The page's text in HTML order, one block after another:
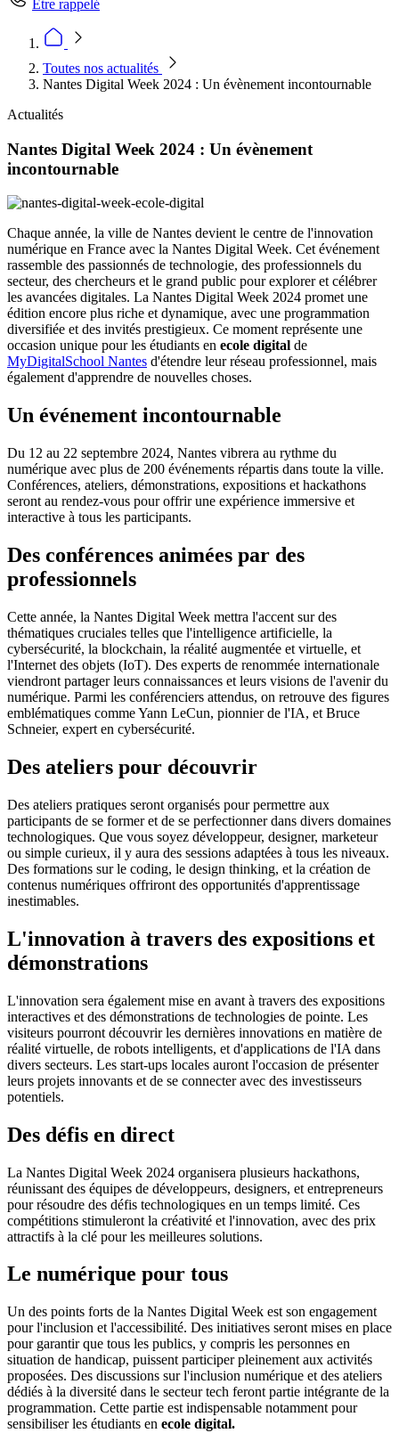
Être rappelé
Toutes nos actualités
Nantes Digital Week 2024 : Un évènement incontournable
Actualités
Nantes Digital Week 2024 : Un évènement
incontournable
Chaque année, la ville de Nantes devient le centre de l'innovation
numérique en France avec la Nantes Digital Week. Cet événement
rassemble des passionnés de technologie, des professionnels du
secteur, des chercheurs et le grand public pour explorer et célébrer
les avancées digitales. La Nantes Digital Week 2024 promet une
édition encore plus riche et dynamique, avec une programmation
diversifiée et des invités prestigieux. Ce moment représente une
occasion unique pour les étudiants en ecole digital de
MyDigitalSchool Nantes d'étendre leur réseau professionnel, mais
également d'apprendre de nouvelles choses.
Un événement incontournable
Du 12 au 22 septembre 2024, Nantes vibrera au rythme du
numérique avec plus de 200 événements répartis dans toute la ville.
Conférences, ateliers, démonstrations, expositions et hackathons
seront au rendez-vous pour offrir une expérience immersive et
interactive à tous les participants.
Des conférences animées par des
professionnels
Cette année, la Nantes Digital Week mettra l'accent sur des
thématiques cruciales telles que l'intelligence artificielle, la
cybersécurité, la blockchain, la réalité augmentée et virtuelle, et
l'Internet des objets (IoT). Des experts de renommée internationale
viendront partager leurs connaissances et leurs visions de l'avenir du
numérique. Parmi les conférenciers attendus, on retrouve des figures
emblématiques comme Yann LeCun, pionnier de l'IA, et Bruce
Schneier, expert en cybersécurité.
Des ateliers pour découvrir
Des ateliers pratiques seront organisés pour permettre aux
participants de se former et de se perfectionner dans divers domaines
technologiques. Que vous soyez développeur, designer, marketeur
ou simple curieux, il y aura des sessions adaptées à tous les niveaux.
Des formations sur le coding, le design thinking, et la création de
contenus numériques offriront des opportunités d'apprentissage
inestimables.
L'innovation à travers des expositions et
démonstrations
L'innovation sera également mise en avant à travers des expositions
interactives et des démonstrations de technologies de pointe. Les
visiteurs pourront découvrir les dernières innovations en matière de
réalité virtuelle, de robots intelligents, et d'applications de l'IA dans
divers secteurs. Les start-ups locales auront l'occasion de présenter
leurs projets innovants et de se connecter avec des investisseurs
potentiels.
Des défis en direct
La Nantes Digital Week 2024 organisera plusieurs hackathons,
réunissant des équipes de développeurs, designers, et entrepreneurs
pour résoudre des défis technologiques en un temps limité. Ces
compétitions stimuleront la créativité et l'innovation, avec des prix
attractifs à la clé pour les meilleures solutions.
Le numérique pour tous
Un des points forts de la Nantes Digital Week est son engagement
pour l'inclusion et l'accessibilité. Des initiatives seront mises en place
pour garantir que tous les publics, y compris les personnes en
situation de handicap, puissent participer pleinement aux activités
proposées. Des discussions sur l'inclusion numérique et des ateliers
dédiés à la diversité dans le secteur tech feront partie intégrante de la
programmation. Cette partie est indispensable notamment pour
sensibiliser les étudiants en ecole digital.